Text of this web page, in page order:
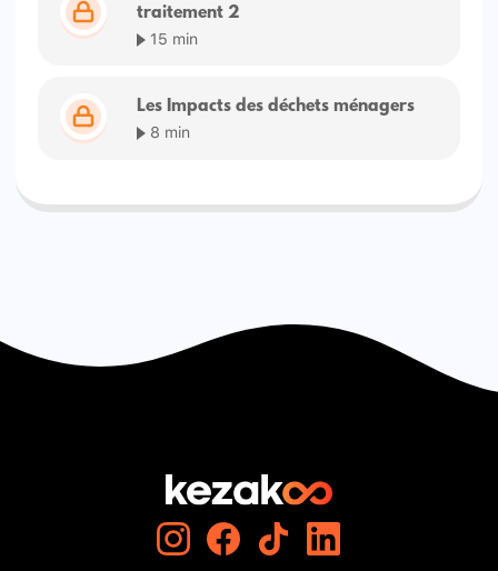
traitement 2
15 min
Les Impacts des déchets ménagers
8 min